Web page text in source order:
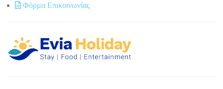
Φόρμα Επικοινωνίας